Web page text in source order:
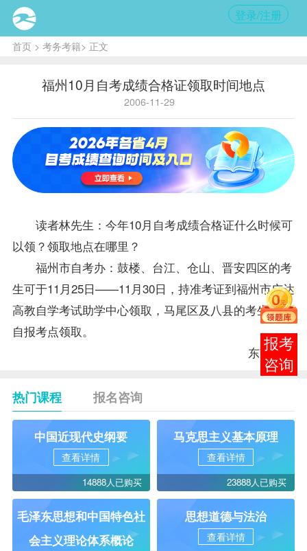
登录/注册
首页> 考务考籍> 正文
福州10月自考成绩合格证领取时间地点
2006-11-29
读者林先生：今年10月自考成绩合格证什么时候可
以领？领取地点在哪里？
福州市自考办：鼓楼、台江、仓山、晋安四区的考
生可于11月25日——11月30日，持准考证到福州市广达
高教自学考试助学中心领取，马尾区及八县的考生到各
自报考点领取。
东南快报
热门课程 报名咨询
中国近现代史纲要
查看详情
14888人已购买
马克思主义基本原理
查看详情
23888人已购买
毛泽东思想和中国特色社
会主义理论体系概论
思想道德与法治
查看详情
报考
咨询